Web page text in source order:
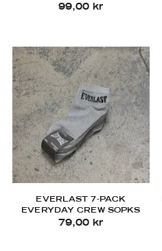
99,00 kr
EVERLAST 7-PACK
EVERYDAY CREW SOPKS
79,00 kr